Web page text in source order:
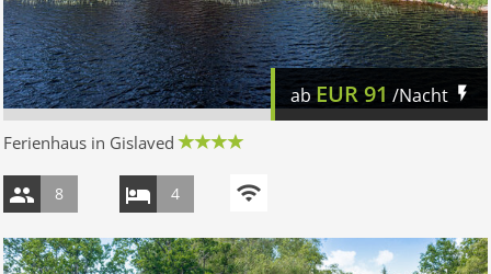
ab EUR91 /Nacht
Ferienhaus in Gislaved
8 4